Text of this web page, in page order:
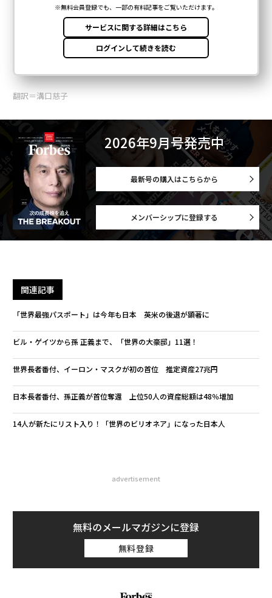
翻訳＝溝口慈子
2026年9月号発売中
最新号の購入はこちらから
メンバーシップに登録する
関連記事
「世界最強パスポート」は今年も日本 英米の後退が顕著に
ビル・ゲイツから孫 正義まで、「世界の大豪邸」11選！
世界長者番付、イーロン・マスクが初の首位 推定資産27兆円
日本長者番付、孫正義が首位奪還 上位50人の資産総額は48％増加
14人が新たにリスト入り！「世界のビリオネア」になった日本人
advertisement
無料のメールマガジンに登録
無料登録